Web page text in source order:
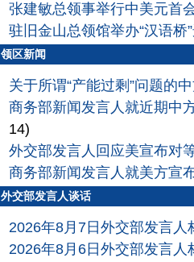
张建敏总领事举行中美元首
驻旧金山总领馆举办“汉语桥
领区新闻
关于所谓“产能过剩”问题的
商务部新闻发言人就近期中
14)
外交部发言人回应美宣布对
商务部新闻发言人就美方宣
外交部发言人谈话
2026年8月7日外交部发言人
2026年8月6日外交部发言人